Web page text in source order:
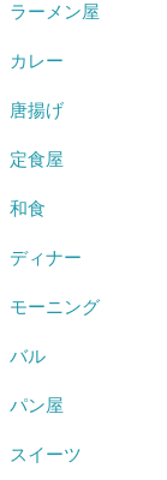
ラーメン屋
カレー
唐揚げ
定食屋
和食
ディナー
モーニング
バル
パン屋
スイーツ